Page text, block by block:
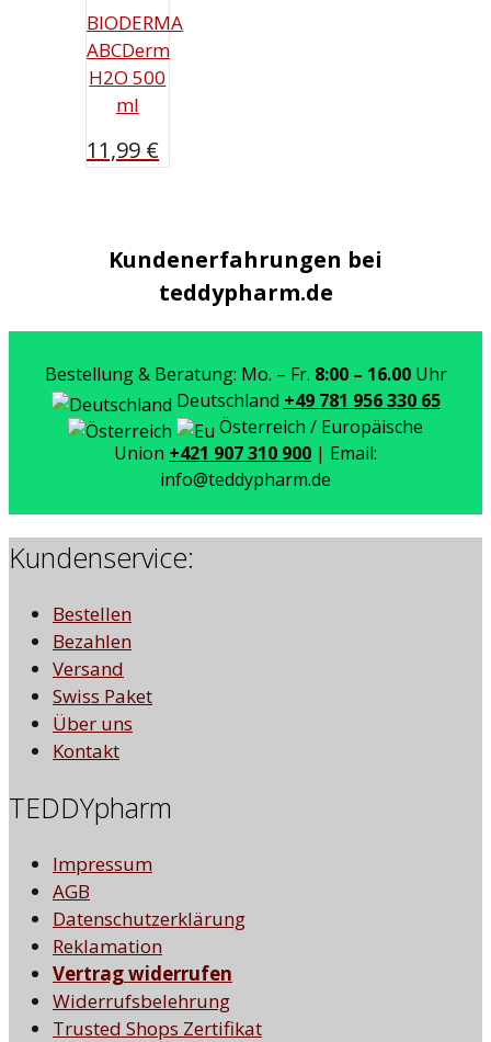
BIODERMA
ABCDerm
H2O 500
ml
11,99 €
Kundenerfahrungen bei
teddypharm.de
Bestellung & Beratung: Mo. – Fr. 8:00 – 16.00Uhr
Deutschland +49 781 956 330 65
Österreich / Europäische
Union +421 907 310 900 | Email:
info@teddypharm.de
Kundenservice:
Bestellen
Bezahlen
Versand
Swiss Paket
Über uns
Kontakt
TEDDYpharm
Impressum
AGB
Datenschutzerklärung
Reklamation
Vertrag widerrufen
Widerrufsbelehrung
Trusted Shops Zertifikat